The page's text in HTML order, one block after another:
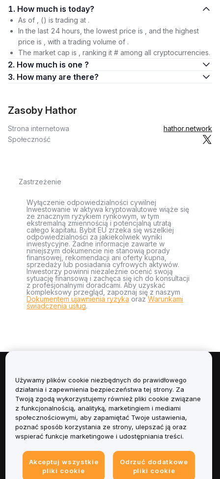
1. How much is today?
As of , () is trading at .
In the last 24 hours, the lowest price is , and the highest
price is , with a trading volume of .
The market cap is , ranking it # among all cryptocurrencies.
2. How much is one ?
3. How many are there?
Zasoby Hathor
Strona internetowa
hathor.network
Społeczność
Zastrzeżenie
Wyłączenie odpowiedzialności cywilnej
Inwestowanie w aktywa kryptowalutowe wiąże się
ze znacznym ryzykiem rynkowym, w tym
ekstremalną zmiennością i potencjalną utratą
całego kapitału. Bybit EU zrzeka się wszelkiej
odpowiedzialności za jakiekolwiek wyniki
inwestycyjne. Żadne informacje zawarte w
niniejszym dokumencie nie stanowią porady
finansowej, rekomendacji ani oferty kupna,
sprzedaży lub posiadania cyfrowych aktywów.
Inwestorzy powinni niezależnie ocenić swoją
sytuację finansową i zachęca się ich do konsultacji
z profesjonalnymi doradcami. Aby uzyskać
kompleksowy przegląd, zapoznaj się z naszym
Dokumentem ujawnienia ryzyka orazWarunkami
świadczenia usług.
Informacje
Usługi
Obsługa Klienta
Informacje prawne
Używamy plików cookie niezbędnych do prawidłowego
działania i zapewnienia bezpieczeństwa tej strony. Za
Twoją zgodą wykorzystujemy również pliki cookie związane
z funkcjonalnością, analityką, marketingiem i mediami
społecznościowymi, aby zapamiętać Twoje ustawienia,
poznać sposób korzystania ze strony, ulepszać ją oraz
wspierać funkcje marketingowe i udostępniania treści.
Akceptuj wszystkie
pliki cookie
Odrzuć dodatkowe
pliki cookie